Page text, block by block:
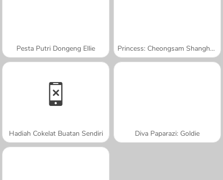
Pesta Putri Dongeng Ellie Princess: Cheongsam Shanghai Fashion
Hadiah Cokelat Buatan Sendiri Diva Paparazi: Goldie